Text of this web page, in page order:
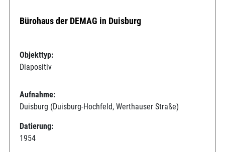
Bürohaus der DEMAG in Duisburg
Objekttyp:
Diapositiv
Aufnahme:
Duisburg (Duisburg-Hochfeld, Werthauser Straße)
Datierung:
1954